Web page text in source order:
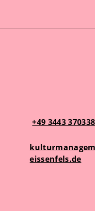
+49 3443 370338
eissenfels.de